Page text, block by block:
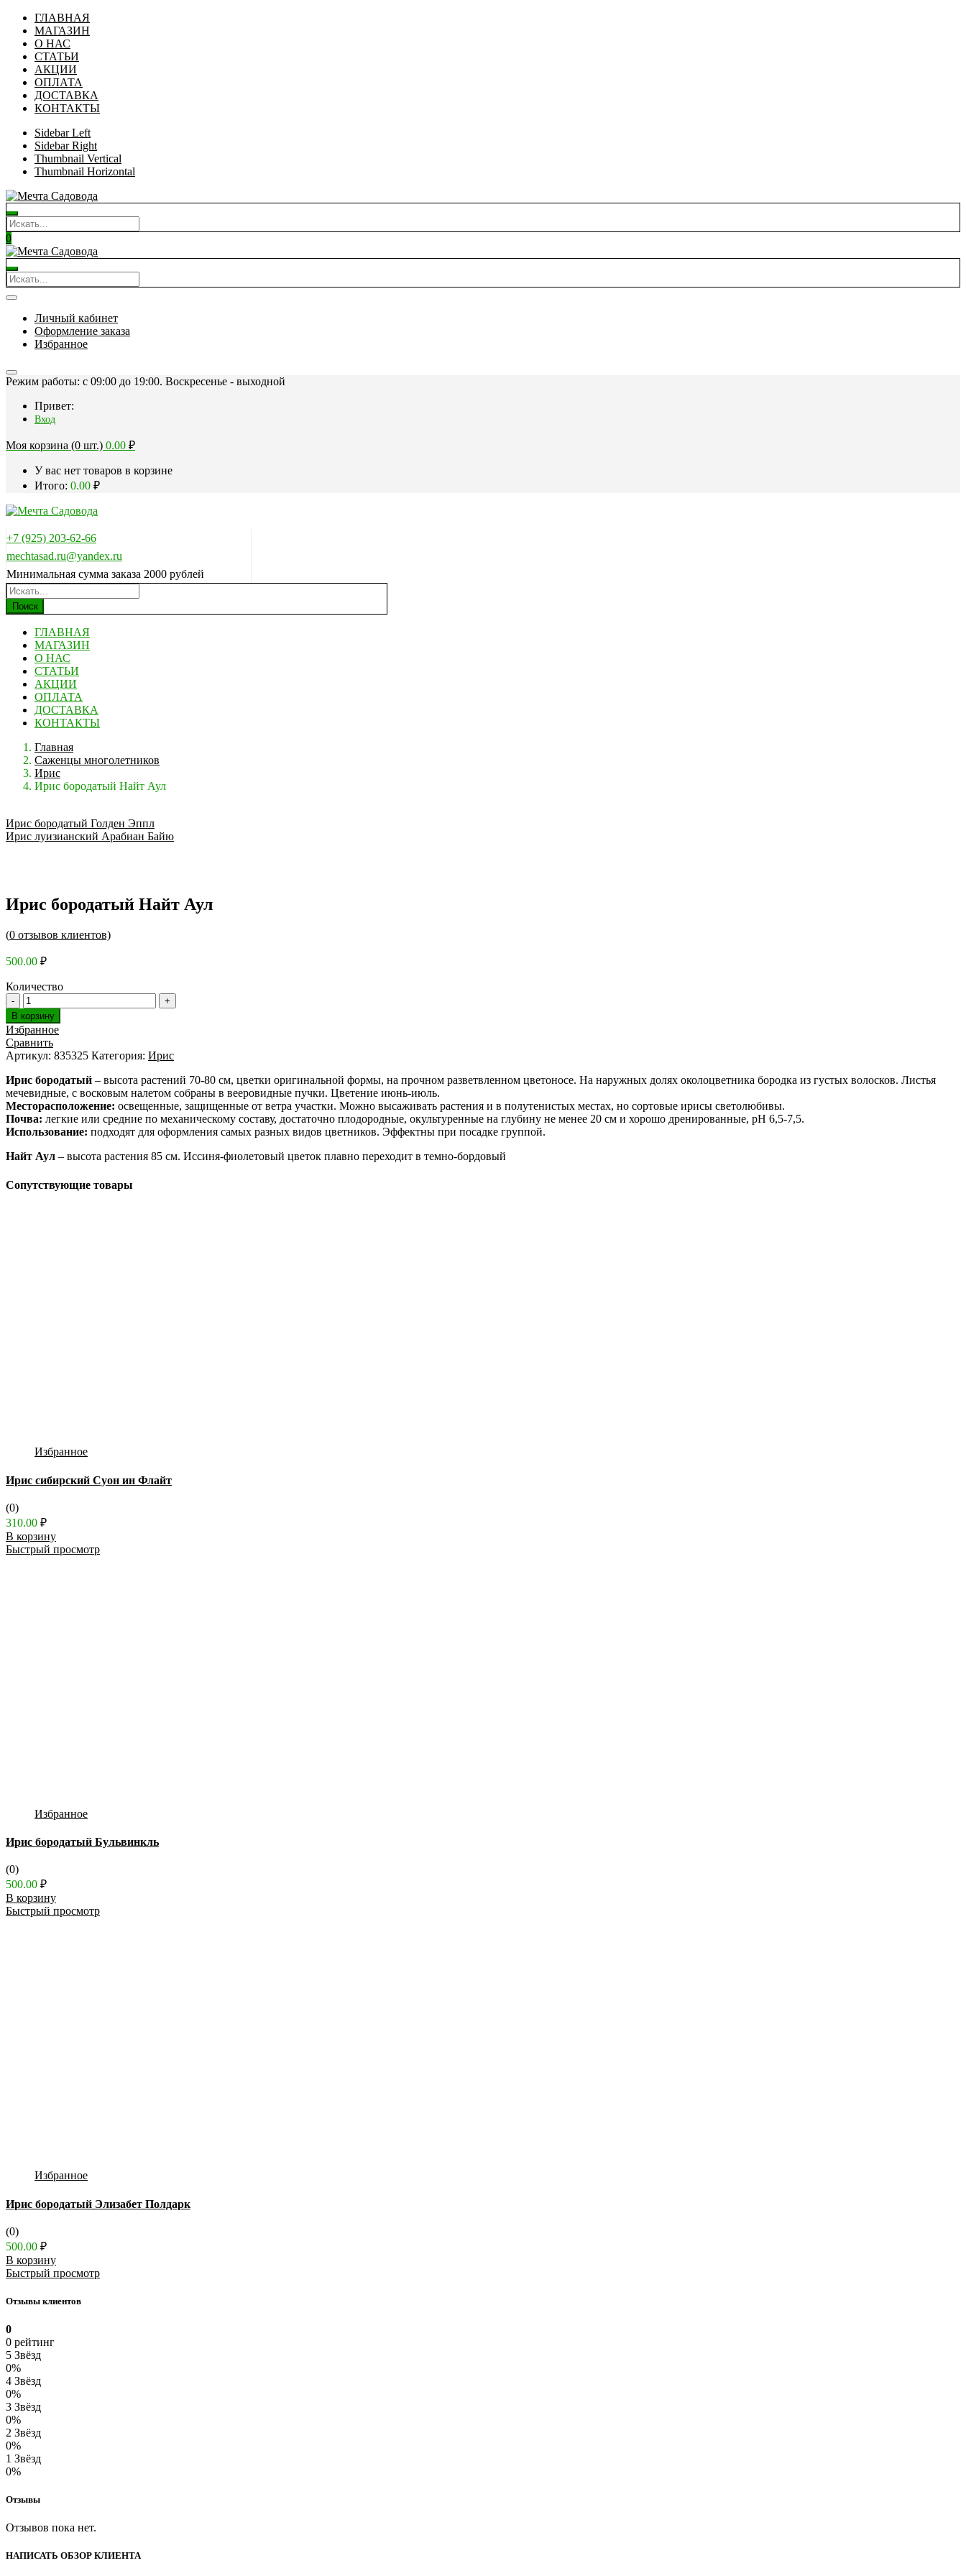
ГЛАВНАЯ
МАГАЗИН
О НАС
СТАТЬИ
АКЦИИ
ОПЛАТА
ДОСТАВКА
КОНТАКТЫ
Sidebar Left
Sidebar Right
Thumbnail Vertical
Thumbnail Horizontal
0
Личный кабинет
Оформление заказа
Избранное
Режим работы: c 09:00 до 19:00. Воскресенье - выходной
Привет:
Вход
Моя корзина (0 шт.) 0.00 ₽
У вас нет товаров в корзине
Итого: 0.00 ₽
+7 (925) 203-62-66
mechtasad.ru@yandex.ru
Минимальная сумма заказа 2000 рублей
Поиск
ГЛАВНАЯ
МАГАЗИН
О НАС
СТАТЬИ
АКЦИИ
ОПЛАТА
ДОСТАВКА
КОНТАКТЫ
Главная
Саженцы многолетников
Ирис
Ирис бородатый Найт Аул
Ирис бородатый Голден Эппл
Ирис луизианский Арабиан Байю
Ирис бородатый Найт Аул
(0 отзывов клиентов)
500.00 ₽
Количество
В корзину
Избранное
Сравнить
Артикул: 835325 Категория: Ирис
Ирис бородатый – высота растений 70-80 см, цветки оригинальной формы, на прочном разветвленном цветоносе. На наружных долях околоцветника бородка из густых волосков. Листья
мечевидные, с восковым налетом собраны в вееровидные пучки. Цветение июнь-июль.
Месторасположение: освещенные, защищенные от ветра участки. Можно высаживать растения и в полутенистых местах, но cортовые ирисы светолюбивы.
Почва: легкие или средние по механическому составу, достаточно плодородные, окультуренные на глубину не менее 20 см и хорошо дренированные, рН 6,5-7,5.
Использование: подходят для оформления самых разных видов цветников. Эффектны при посадке группой.
Найт Аул – высота растения 85 см. Иссиня-фиолетовый цветок плавно переходит в темно-бордовый
Сопутствующие товары
Избранное
Ирис сибирский Суон ин Флайт
(0)
310.00 ₽
В корзину
Быстрый просмотр
Избранное
Ирис бородатый Бульвинкль
(0)
500.00 ₽
В корзину
Быстрый просмотр
Избранное
Ирис бородатый Элизабет Полдарк
(0)
500.00 ₽
В корзину
Быстрый просмотр
Отзывы клиентов
0
0 рейтинг
5 Звёзд
0%
4 Звёзд
0%
3 Звёзд
0%
2 Звёзд
0%
1 Звёзд
0%
Отзывы
Отзывов пока нет.
НАПИСАТЬ ОБЗОР КЛИЕНТА